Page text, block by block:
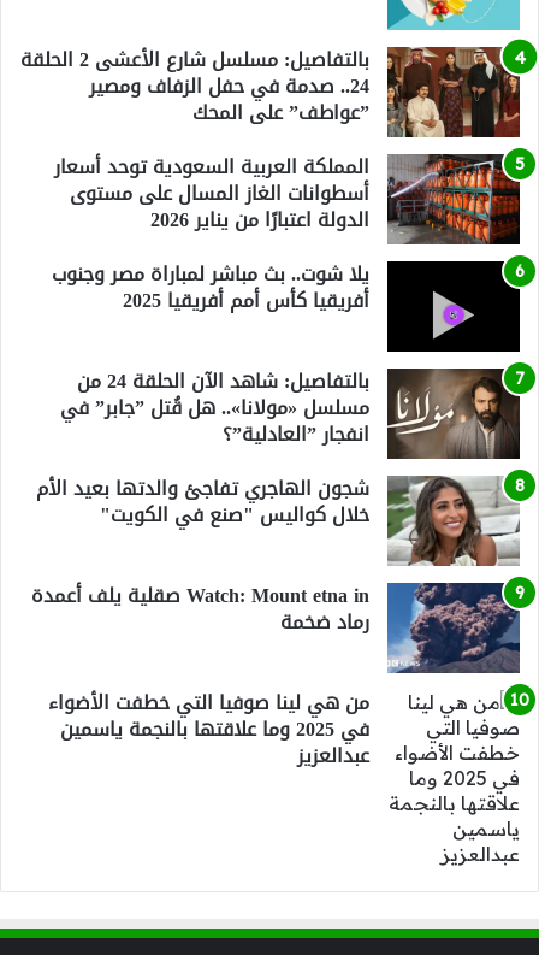
بالتفاصيل: مسلسل شارع الأعشى 2 الحلقة
24.. صدمة في حفل الزفاف ومصير
”عواطف” على المحك
المملكة العربية السعودية توحد أسعار
أسطوانات الغاز المسال على مستوى
الدولة اعتبارًا من يناير 2026
يلا شوت.. بث مباشر لمباراة مصر وجنوب
أفريقيا كأس أمم أفريقيا 2025
بالتفاصيل: شاهد الآن الحلقة 24 من
مسلسل «مولانا».. هل قُتل ”جابر” في
انفجار ”العادلية”؟
شجون الهاجري تفاجئ والدتها بعيد الأم
خلال كواليس "صنع في الكويت"
Watch: Mount etna in صقلية يلف أعمدة
رماد ضخمة
من هي لينا صوفيا التي خطفت الأضواء
في 2025 وما علاقتها بالنجمة ياسمين
عبدالعزيز